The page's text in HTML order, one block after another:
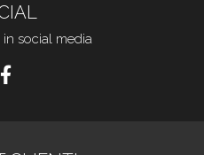
social media